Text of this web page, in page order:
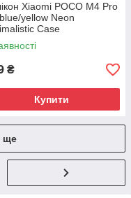
Xiaomi POCO M4 Pro
yellow Neon
Case
₴
Купити
ще